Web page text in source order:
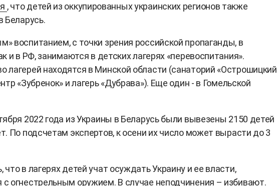
, что детей из оккупированных украинских регионов также
Беларусь.
воспитанием, с точки зрения российской пропаганды, в
и в РФ, занимаются в детских лагерях «перевоспитания».
лагерей находятся в Минской области (санаторий «Острошицкий
«Зубренок» и лагерь «Дубрава»). Еще один - в Гомельской
2022 года из Украины в Беларусь были вывезены 2150 детей
По подсчетам экспертов, к осени их число может вырасти до 3
что в лагерях детей учат осуждать Украину и ее власти,
с огнестрельным оружием. В случае неподчинения – избивают.